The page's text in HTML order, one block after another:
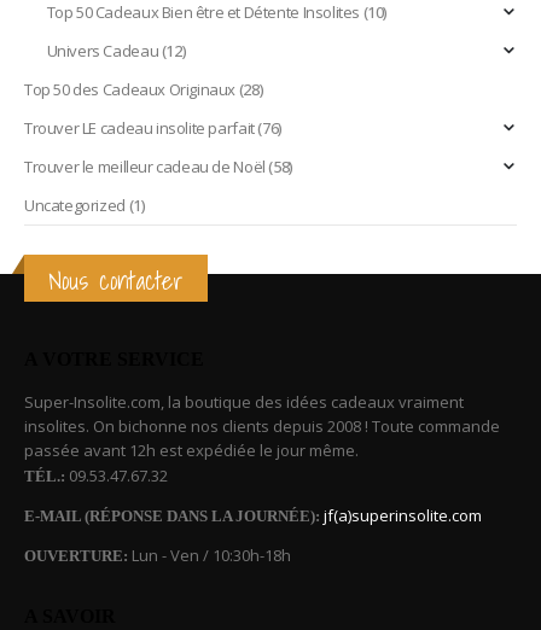
Top 50 Cadeaux Bien être et Détente Insolites (10)
Univers Cadeau(12)
Top 50 des Cadeaux Originaux(28)
Trouver LE cadeau insolite parfait(76)
Trouver le meilleur cadeau de Noël(58)
Uncategorized (1)
Nous contacter
Super-Insolite.com, la boutique des idées cadeaux vraiment
insolites. On bichonne nos clients depuis 2008 ! Toute commande
passée avant 12h est expédiée le jour même.
TÉL.: 09.53.47.67.32
E-MAIL (RÉPONSE DANS LA JOURNÉE): jf(a)superinsolite.com
OUVERTURE: Lun - Ven / 10:30h-18h